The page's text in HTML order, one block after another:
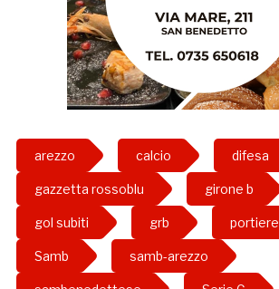
arezzo calcio difesa
gazzetta rossoblu girone b
gol subiti grb portiere
Samb samb-arezzo